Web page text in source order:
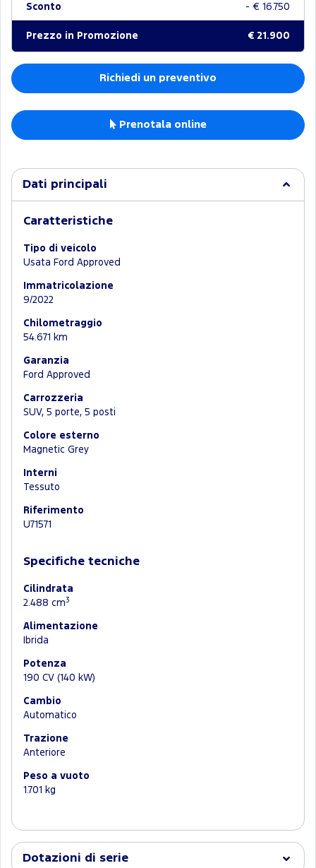
Sconto - € 16.750
Prezzo in Promozione € 21.900
Richiedi un preventivo
Prenotala online
Dati principali
Caratteristiche
Tipo di veicolo
Usata Ford Approved
Immatricolazione
9/2022
Chilometraggio
54.671 km
Garanzia
Ford Approved
Carrozzeria
SUV, 5 porte, 5 posti
Colore esterno
Magnetic Grey
Interni
Tessuto
Riferimento
U71571
Specifiche tecniche
Cilindrata
2.488 cm3
Alimentazione
Ibrida
Potenza
190 CV (140 kW)
Cambio
Automatico
Trazione
Anteriore
Peso a vuoto
1.701 kg
Dotazioni di serie